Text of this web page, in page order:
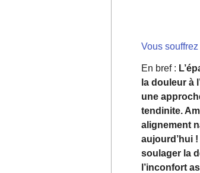
Vous
En bref :
la douleur à
une
tendinite.
alignement
aujourd’hui !
soulager la
l’inconfort